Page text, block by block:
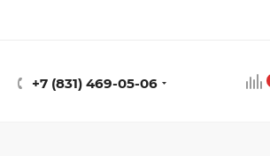
+7 (831) 469-05-06